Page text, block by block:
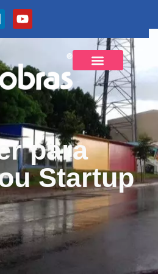
para
Startup